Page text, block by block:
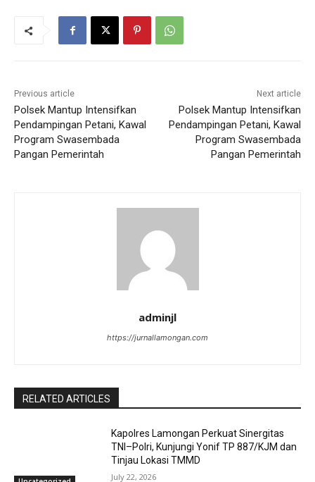
Previous article
Polsek Mantup Intensifkan
Pendampingan Petani, Kawal
Program Swasembada
Pangan Pemerintah
Next article
Polsek Mantup Intensifkan
Pendampingan Petani, Kawal
Program Swasembada
Pangan Pemerintah
adminjl
https://jurnallamongan.com
RELATED ARTICLES
Kapolres Lamongan Perkuat Sinergitas
TNI–Polri, Kunjungi Yonif TP 887/KJM dan
Tinjau Lokasi TMMD
July 22, 2026